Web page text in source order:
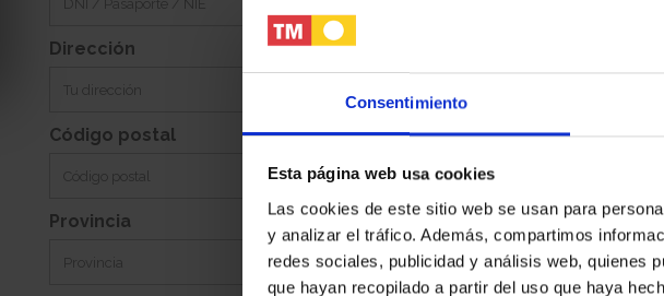
Consentimiento
Esta página web usa cookies
Las cookies de este sitio web se usan para
y analizar el tráfico. Además, compartimos
redes sociales, publicidad y análisis web, quienes
que hayan recopilado a partir del uso que haya
Dirección
Código postal Población
Provincia País